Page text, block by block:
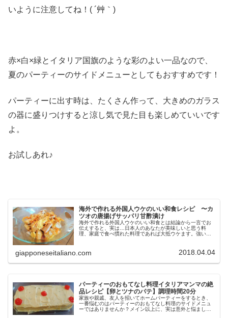
いように注意してね！( ´艸｀)
赤×白×緑とイタリア国旗のような彩のよい一品なので、
夏のパーティーのサイドメニューとしてもおすすめです！
パーティーに出す時は、たくさん作って、大きめのガラス
の器に盛りつけすると涼し気で見た目も楽しめていいです
よ。
お試しあれ♪
海外で作れる外国人ウケのいい和食レシピ 〜カ
ツオの唐揚げサッパリ甘酢漬け
海外で作れる外国人ウケのいい和食とは結論から一言でお
伝えすると、実は…日本人のあなたが美味しいと思う料
理、家庭で食べ慣れた料理であれば大抵ウケます。強いて
giapponeseitaliano.com 2018.04.04
パーティーのおもてなし料理イタリアマンマの絶
品レシピ【卵とツナのパテ】調理時間20分
家族や親戚、友人を招いてホームパーティーをするとき、
一番悩むのはパーティーのおもてなし料理のサイドメニュ
ーではありませんか？メイン以上に、実は意外と悩ましい